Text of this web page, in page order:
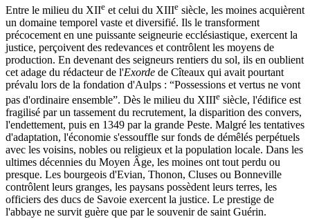
Entre le milieu du XIIe et celui du XIIIe siècle, les moines acquièrent
un domaine temporel vaste et diversifié. Ils le transforment
précocement en une puissante seigneurie ecclésiastique, exercent la
justice, perçoivent des redevances et contrôlent les moyens de
production. En devenant des seigneurs rentiers du sol, ils en oublient
cet adage du rédacteur de l'Exorde de Cîteaux qui avait pourtant
prévalu lors de la fondation d'Aulps : “Possessions et vertus ne vont
pas d'ordinaire ensemble”. Dès le milieu du XIIIe siècle, l'édifice est
fragilisé par un tassement du recrutement, la disparition des convers,
l'endettement, puis en 1349 par la grande Peste. Malgré les tentatives
d'adaptation, l'économie s'essouffle sur fonds de démêlés perpétuels
avec les voisins, nobles ou religieux et la population locale. Dans les
ultimes décennies du Moyen Âge, les moines ont tout perdu ou
presque. Les bourgeois d'Evian, Thonon, Cluses ou Bonneville
contrôlent leurs granges, les paysans possèdent leurs terres, les
officiers des ducs de Savoie exercent la justice. Le prestige de
l'abbaye ne survit guère que par le souvenir de saint Guérin.